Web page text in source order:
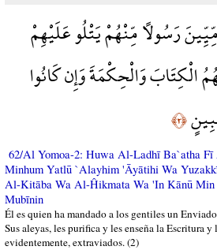
رَسُولًا مِّنْهُمْ يَتْلُو عَلَيْهِمْ
الْكِتَابَ وَالْحِكْمَةَ وَإِن كَانُوا
﴿٢﴾
62/Al Yomoa-2: Huwa Al-Ladhī Ba`atha
Minhum Yatlū `Alayhim 'Āyātihi Wa
Al-Kitāba Wa Al-Ĥikmata Wa 'In Kānū
Mubīnin
Él es quien ha mandado a los gentiles un
Sus aleyas, les purifica y les enseña la Escritura
evidentemente, extraviados. (2)